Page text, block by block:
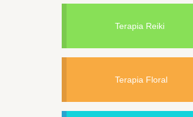
Terapia Reiki
Terapia Floral